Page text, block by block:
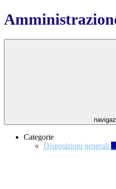
Categorie
Disposizioni generali